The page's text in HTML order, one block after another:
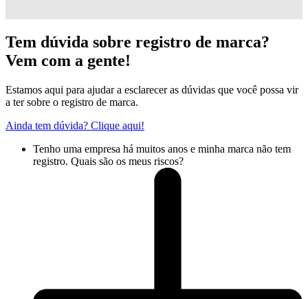
Tem dúvida sobre registro de marca?
Vem com a gente!
Estamos aqui para ajudar a esclarecer as dúvidas que você possa vir
a ter sobre o registro de marca.
Ainda tem dúvida? Clique aqui!
Tenho uma empresa há muitos anos e minha marca não tem
registro. Quais são os meus riscos?